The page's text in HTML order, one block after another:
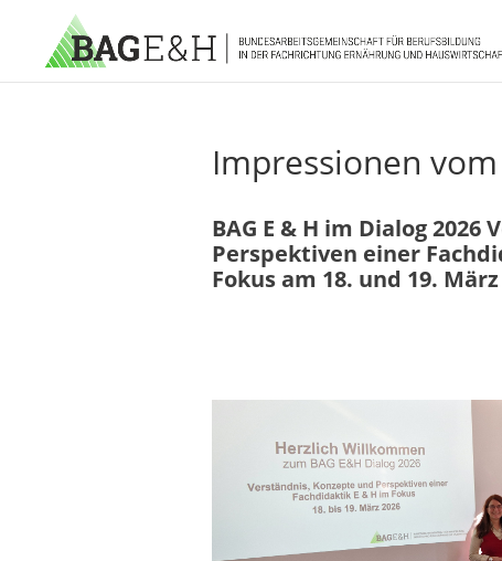
Impressionen
BAG E & H im Dialog
Perspektiven einer
Fokus am 18. und 19. März